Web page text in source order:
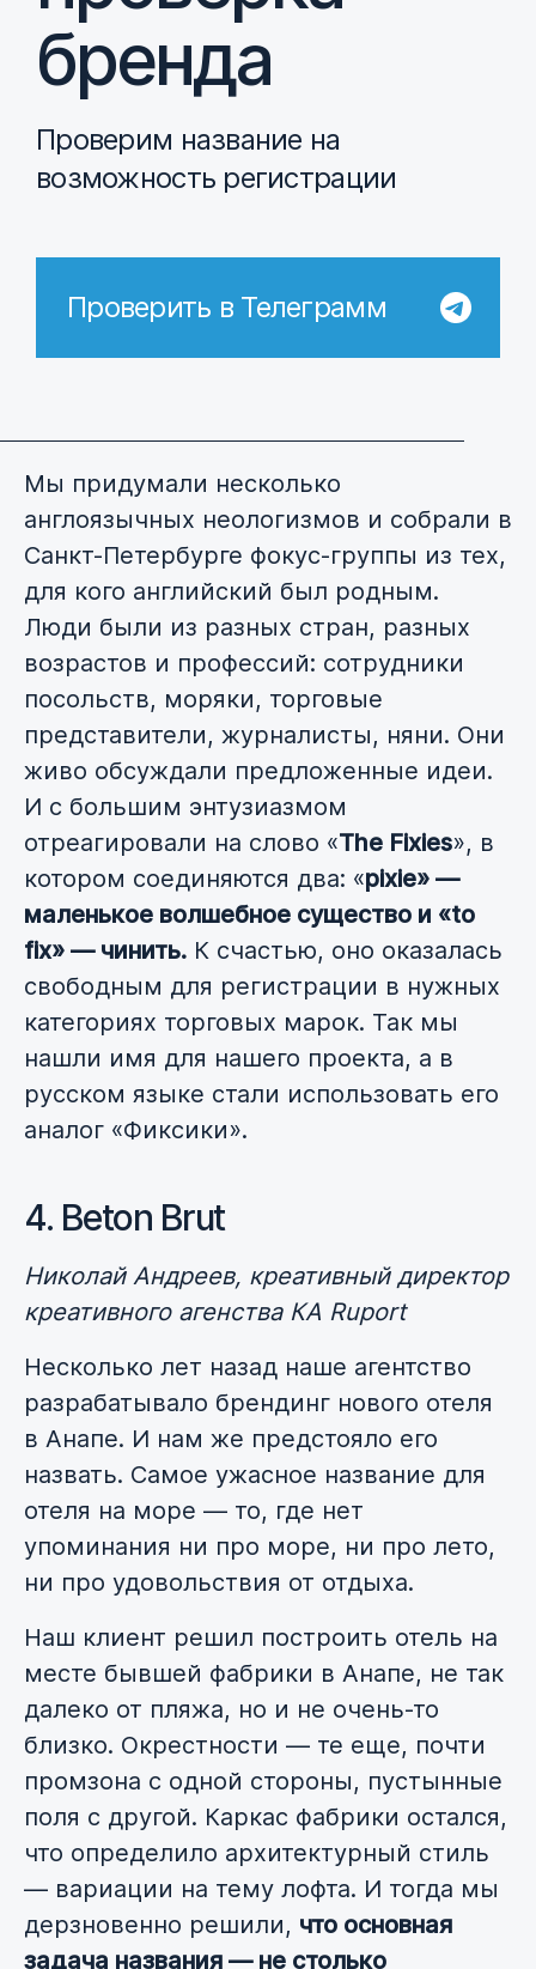
бренда
Проверим название на
возможность регистрации
Проверить в Телеграмм
Мы придумали несколько
англоязычных неологизмов и собрали в
Санкт-Петербурге фокус-группы из тех,
для кого английский был родным.
Люди были из разных стран, разных
возрастов и профессий: сотрудники
посольств, моряки, торговые
представители, журналисты, няни. Они
живо обсуждали предложенные идеи.
И с большим энтузиазмом
отреагировали на слово «The Fixies», в
котором соединяются два: «pixie» —
маленькое волшебное существо и «to
fix» — чинить. К счастью, оно оказалась
свободным для регистрации в нужных
категориях торговых марок. Так мы
нашли имя для нашего проекта, а в
русском языке стали использовать его
аналог «Фиксики».
4. Beton Brut
Николай Андреев, креативный директор
креативного агенства КА Ruport
Несколько лет назад наше агентство
разрабатывало брендинг нового отеля
в Анапе. И нам же предстояло его
назвать. Самое ужасное название для
отеля на море — то, где нет
упоминания ни про море, ни про лето,
ни про удовольствия от отдыха.
Наш клиент решил построить отель на
месте бывшей фабрики в Анапе, не так
далеко от пляжа, но и не очень-то
близко. Окрестности — те еще, почти
промзона с одной стороны, пустынные
поля с другой. Каркас фабрики остался,
что определило архитектурный стиль
— вариации на тему лофта. И тогда мы
дерзновенно решили, что основная
задача названия — не столько